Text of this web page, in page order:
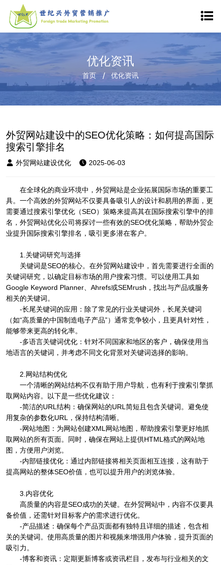
优化资讯
首页 优化资讯
外贸网站建设中的SEO优化策略：如何提高国际
搜索引擎排名
外贸网站建设优化 2025-06-03
在全球化的商业环境中，外贸网站是企业拓展国际市场的重要工
具。一个高效的外贸网站不仅要具备吸引人的设计和易用的界面，更
需要通过搜索引擎优化（SEO）策略来提高其在国际搜索引擎中的排
名，外贸网站优化公司将探讨一些有效的SEO优化策略，帮助外贸企
业提升国际搜索引擎排名，吸引更多潜在客户。
1.关键词研究与选择
关键词是SEO的核心。在外贸网站建设中，首先需要进行全面的
关键词研究，以确定目标市场的用户搜索习惯。可以使用工具如
Google Keyword Planner、Ahrefs或SEMrush，找出与产品或服务
相关的关键词。
-长尾关键词的应用：除了常见的行业关键词外，长尾关键词
（如“高质量的中国制造电子产品”）通常竞争较小，且更具针对性，
能够带来更高的转化率。
-多语言关键词优化：针对不同国家和地区的客户，确保使用当
地语言的关键词，并考虑不同文化背景对关键词选择的影响。
2.网站结构优化
一个清晰的网站结构不仅有助于用户导航，也有利于搜索引擎抓
取网站内容。以下是一些优化建议：
-简洁的URL结构：确保网站的URL简短且包含关键词。避免使
用复杂的参数化URL，保持结构清晰。
-网站地图：为网站创建XML网站地图，帮助搜索引擎更好地抓
取网站的所有页面。同时，确保在网站上提供HTML格式的网站地
图，方便用户浏览。
-内部链接优化：通过内部链接将相关页面相互连接，这有助于
提高网站的整体SEO价值，也可以提升用户的浏览体验。
3.内容优化
高质量的内容是SEO成功的关键。在外贸网站中，内容不仅要具
备价值，还需针对目标客户的需求进行优化。
-产品描述：确保每个产品页面都有独特且详细的描述，包含相
关的关键词。使用高质量的图片和视频来增强用户体验，提升页面的
吸引力。
-博客和资讯：定期更新博客或资讯栏目，发布与行业相关的文